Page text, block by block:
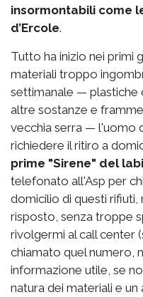
insormontabili come
d’Ercole.
Tutto ha inizio nei primi
materiali troppo
settimanale — plastiche
altre sostanze e
vecchia serra — l'uomo
richiedere il ritiro a
prime "Sirene" del
telefonato all'Asp per
domicilio di questi rifiuti,
risposto, senza troppe
rivolgermi al call center
chiamato quel numero,
informazione utile, se
natura dei materiali e